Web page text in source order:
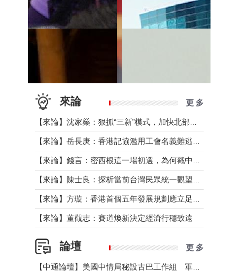
來論 更 多
【來論】董觀志：賽道煥新決定經濟行穩致遠
論壇 更 多